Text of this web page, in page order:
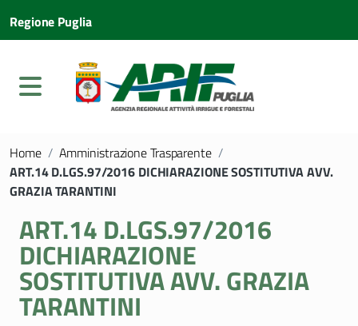
Regione Puglia
Home / Amministrazione Trasparente /
ART.14 D.LGS.97/2016 DICHIARAZIONE SOSTITUTIVA AVV.
GRAZIA TARANTINI
ART.14 D.LGS.97/2016
DICHIARAZIONE
SOSTITUTIVA AVV. GRAZIA
TARANTINI